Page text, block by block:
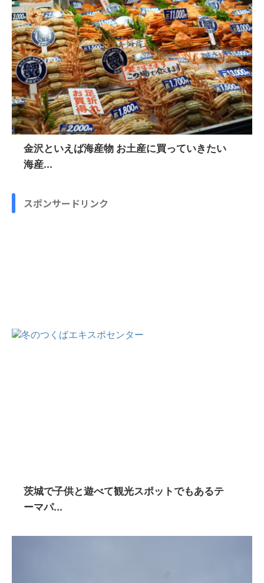
金沢といえば海産物 お土産に買っていきたい
海産...
スポンサードリンク
茨城で子供と遊べて観光スポットでもあるテ
ーマパ...